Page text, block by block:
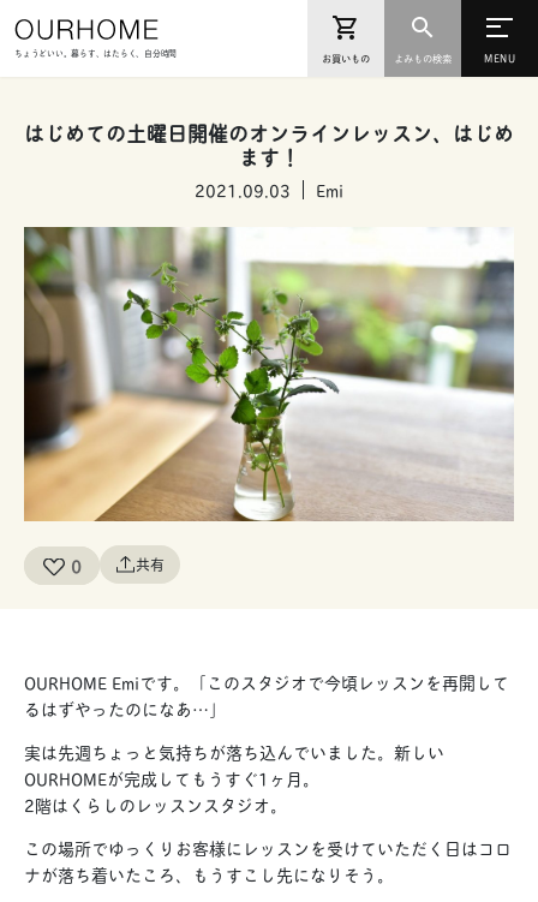
ちょうどいい。暮らす、はたらく、自分時間
はじめての土曜日開催のオンラインレッスン、はじめ
ます！
2021.09.03 Emi
0 共有
OURHOME Emiです。「このスタジオで今頃レッスンを再開して
るはずやったのになあ…」
実は先週ちょっと気持ちが落ち込んでいました。新しい
OURHOMEが完成してもうすぐ1ヶ月。
2階はくらしのレッスンスタジオ。
この場所でゆっくりお客様にレッスンを受けていただく日はコロ
ナが落ち着いたころ、もうすこし先になりそう。
お買いもの よみもの検索